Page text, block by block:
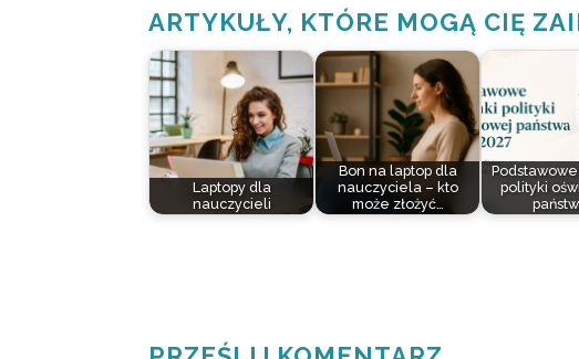
ARTYKUŁY, KTÓRE MOGĄ CIĘ
Laptopy dla
nauczycieli
Bon na laptop dla
nauczyciela – kto
może złożyć…
polityki